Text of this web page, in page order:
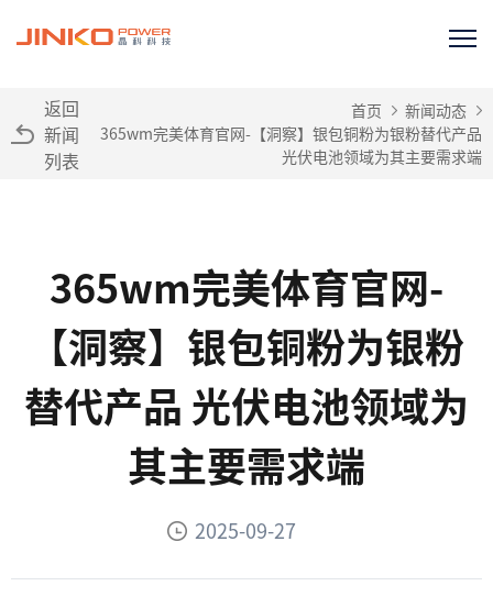
返回
新闻
列表
首页
新闻动态
365wm完美体育官网-【洞察】银包铜粉为银粉替代产品
光伏电池领域为其主要需求端
365wm完美体育官网-
【洞察】银包铜粉为银粉
替代产品 光伏电池领域为
其主要需求端
2025-09-27